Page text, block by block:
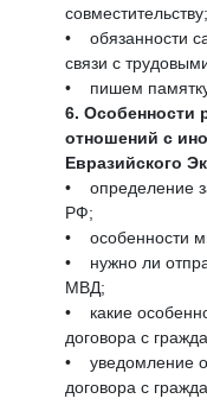
совместительству;
• обязанности
связи с
• пишем памятку
6. Особенности
отношений с
Евразийского
• определение
РФ;
• особенности
• нужно ли
МВД;
• какие
договора с
• уведомление о
договора с